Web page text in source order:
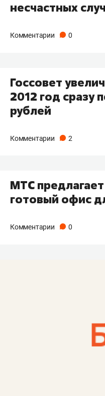
несчастных
Комментарии 0
Госсовет
2012 год сразу
рублей
Комментарии 2
МТС
готовый офис
Комментарии 0